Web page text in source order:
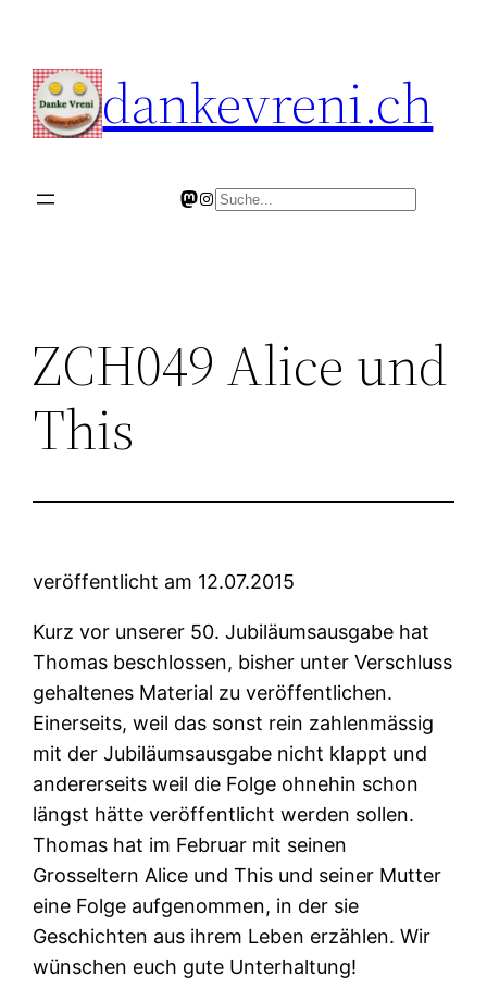
content
dankevreni.ch
Mastodon
Instagram
Search
ZCH049 Alice und
This
veröffentlicht am 12.07.2015
Kurz vor unserer 50. Jubiläumsausgabe hat
Thomas beschlossen, bisher unter Verschluss
gehaltenes Material zu veröffentlichen.
Einerseits, weil das sonst rein zahlenmässig
mit der Jubiläumsausgabe nicht klappt und
andererseits weil die Folge ohnehin schon
längst hätte veröffentlicht werden sollen.
Thomas hat im Februar mit seinen
Grosseltern Alice und This und seiner Mutter
eine Folge aufgenommen, in der sie
Geschichten aus ihrem Leben erzählen. Wir
wünschen euch gute Unterhaltung!